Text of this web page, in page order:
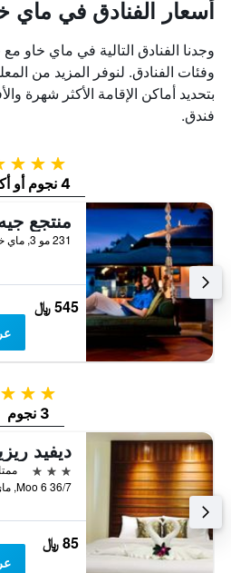
أسعار الفنادق في ماي
وجدنا الفنادق التالية في ماي خاو
وفئات الفنادق. لنوفر المزيد من
بتحديد أماكن الإقامة الأكثر شهرة
فندق.
4 نجوم
4 نجوم أو أكثر
231 مو 3, ماي خاو, تايلاند
545 ﷼
3 نجوم
3 نجوم
ديفيد
3 نجوم
ممتاز
36/7 Moo 6, ماي خاو, تايلاند
85 ﷼